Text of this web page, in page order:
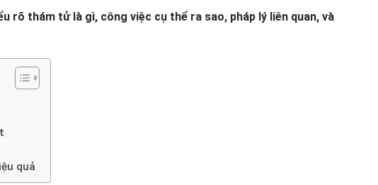
rõ thám tử là gì, công việc cụ thể ra sao, pháp lý liên quan, và
quả